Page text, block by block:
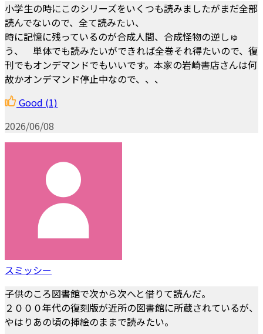
小学生の時にこのシリーズをいくつも読みましたがまだ全部
読んでないので、全て読みたい、
時に記憶に残っているのが合成人間、合成怪物の逆しゅ
う、 単体でも読みたいができれば全巻それ得たいので、復
刊でもオンデマンドでもいいです。本家の岩崎書店さんは何
故かオンデマンド停止中なので、、、
Good (1)
2026/06/08
スミッシー
子供のころ図書館で次から次へと借りて読んだ。
２０００年代の復刻版が近所の図書館に所蔵されているが、
やはりあの頃の挿絵のままで読みたい。